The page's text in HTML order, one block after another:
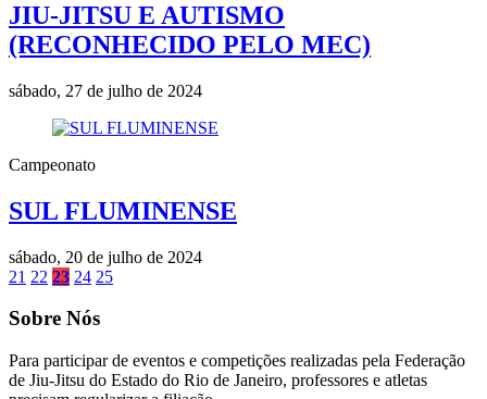
JIU-JITSU E AUTISMO
(RECONHECIDO PELO MEC)
sábado, 27 de julho de 2024
Campeonato
SUL FLUMINENSE
sábado, 20 de julho de 2024
21 22 23 24 25
Sobre Nós
Para participar de eventos e competições realizadas pela Federação
de Jiu-Jitsu do Estado do Rio de Janeiro, professores e atletas